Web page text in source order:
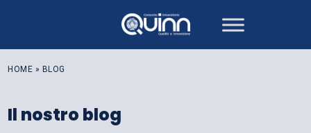
HOME » BLOG
Il nostro blog